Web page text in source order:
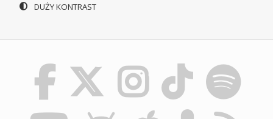
DUŻY KONTRAST